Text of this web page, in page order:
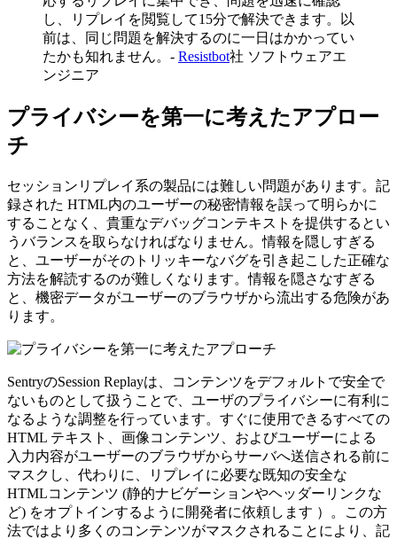
し、リプレイを閲覧して15分で解決できます。以
前は、同じ問題を解決するのに一日はかかってい
たかも知れません。- Resistbot社 ソフトウェアエ
ンジニア
プライバシーを第一に考えたアプロー
チ
セッションリプレイ系の製品には難しい問題があります。記
録された HTML内のユーザーの秘密情報を誤って明らかに
することなく、貴重なデバッグコンテキストを提供するとい
うバランスを取らなければなりません。情報を隠しすぎる
と、ユーザーがそのトリッキーなバグを引き起こした正確な
方法を解読するのが難しくなります。情報を隠さなすぎる
と、機密データがユーザーのブラウザから流出する危険があ
ります。
SentryのSession Replayは、コンテンツをデフォルトで安全で
ないものとして扱うことで、ユーザのプライバシーに有利に
なるような調整を行っています。すぐに使用できるすべての
HTML テキスト、画像コンテンツ、およびユーザーによる
入力内容がユーザーのブラウザからサーバへ送信される前に
マスクし、代わりに、リプレイに必要な既知の安全な
HTMLコンテンツ (静的ナビゲーションやヘッダーリンクな
ど) をオプトインするように開発者に依頼します ）。この方
法ではより多くのコンテンツがマスクされることにより、記